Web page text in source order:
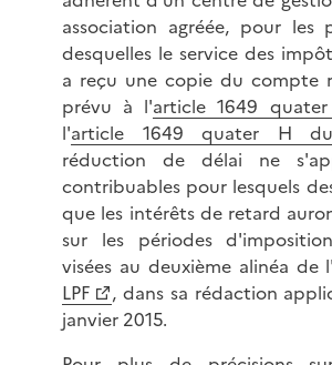
association agréée, pour les
desquelles le service des
a reçu une copie du compte
prévu à l'article 1649
l'article 1649 quater H
réduction de délai ne
contribuables pour lesquels
que les intérêts de retard
sur les périodes
visées au deuxième alinéa de l'
LPF
, dans sa rédaction
janvier 2015.